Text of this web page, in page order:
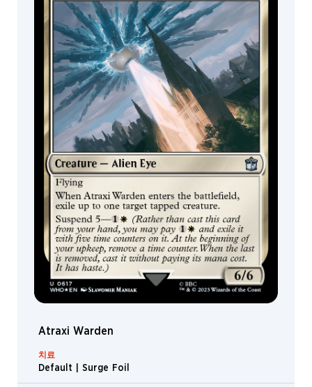
Atraxi Warden
치료
Default | Surge Foil